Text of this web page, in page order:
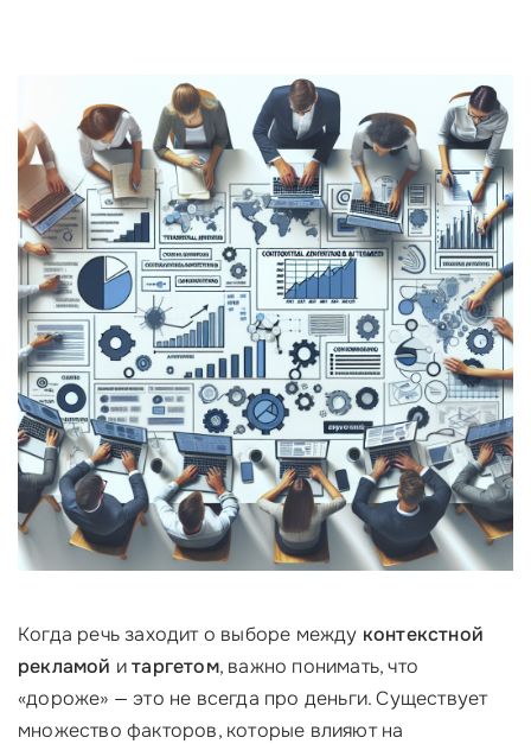
Когда речь заходит о выборе между контекстной
рекламой итаргетом, важно понимать, что
«дороже» — это не всегда про деньги. Существует
множество факторов, которые влияют на